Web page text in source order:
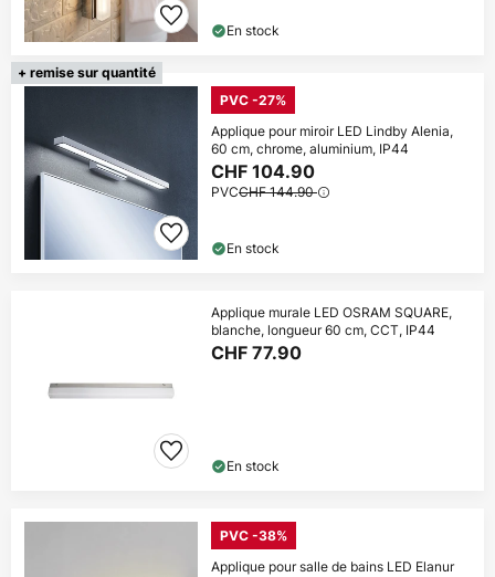
En stock
+ remise sur quantité
PVC -27%
Applique pour miroir LED Lindby Alenia,
60 cm, chrome, aluminium, IP44
CHF 104.90
PVCCHF 144.90
En stock
Applique murale LED OSRAM SQUARE,
blanche, longueur 60 cm, CCT, IP44
CHF 77.90
En stock
PVC -38%
Applique pour salle de bains LED Elanur